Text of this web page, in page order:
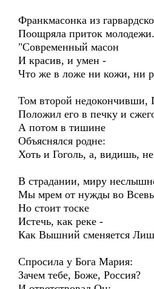
Франкмасонка из
Поощряла приток молодежи.
"Современный масон
И красив, и умен -
Что же в ложе ни кожи, ни
Том второй недокончивши,
Положил его в печку и
А потом в тишине
Объяснялся родне:
Хоть и Гоголь, а, видишь,
В страдании, миру
Мы мрем от нужды во
Но стоит тоске
Истечь, как реке -
Как Вышний сменяется
Спросила у Бога Мария:
Зачем тебе, Боже, Россия?